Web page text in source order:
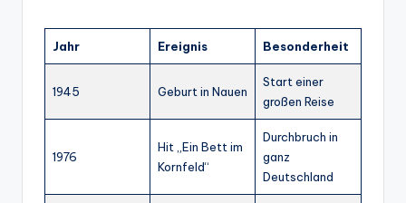
Jahr Ereignis Besonderheit
1945 Geburt in Nauen
Start einer
großen Reise
1976
Hit „Ein Bett im
Kornfeld“
Durchbruch in
ganz
Deutschland